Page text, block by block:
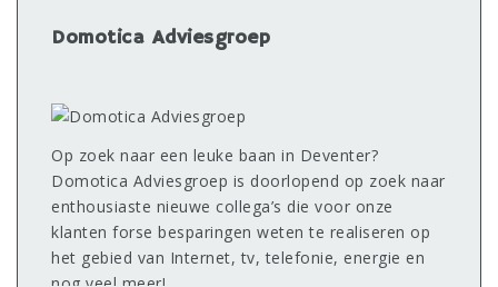
Domotica Adviesgroep
Op zoek naar een leuke baan in Deventer?
Domotica Adviesgroep is doorlopend op zoek naar
enthousiaste nieuwe collega’s die voor onze
klanten forse besparingen weten te realiseren op
het gebied van Internet, tv, telefonie, energie en